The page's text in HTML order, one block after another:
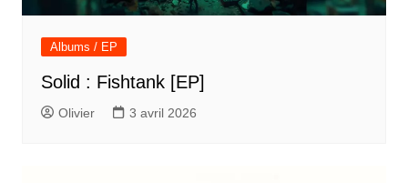
Albums / EP
Solid : Fishtank [EP]
Olivier 3 avril 2026